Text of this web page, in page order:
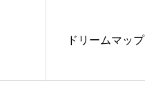
ドリームマップ